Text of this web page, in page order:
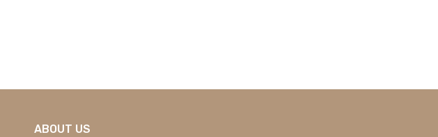
ABOUT US